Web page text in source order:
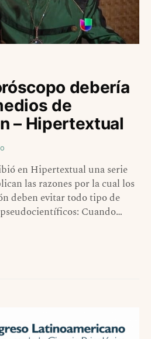
debería
de
– Hipertextual
en Hipertextual una serie
las razones por la cual los
deben evitar todo tipo de
Cuando…